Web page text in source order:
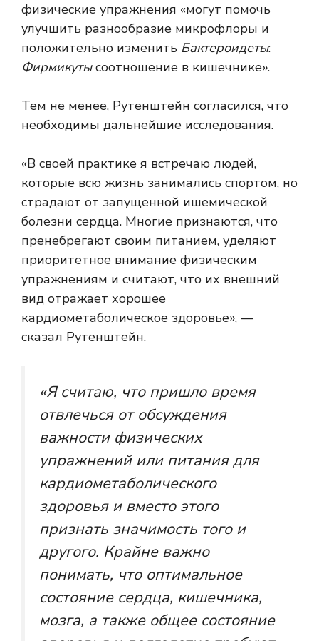
физические упражнения «могут помочь
улучшить разнообразие микрофлоры и
положительно изменить Бактероидеты:
Фирмикутысоотношение в кишечнике».
Тем не менее, Рутенштейн согласился, что
необходимы дальнейшие исследования.
«В своей практике я встречаю людей,
которые всю жизнь занимались спортом, но
страдают от запущенной ишемической
болезни сердца. Многие признаются, что
пренебрегают своим питанием, уделяют
приоритетное внимание физическим
упражнениям и считают, что их внешний
вид отражает хорошее
кардиометаболическое здоровье», —
сказал Рутенштейн.
«Я считаю, что пришло время
отвлечься от обсуждения
важности физических
упражнений или питания для
кардиометаболического
здоровья и вместо этого
признать значимость того и
другого. Крайне важно
понимать, что оптимальное
состояние сердца, кишечника,
мозга, а также общее состояние